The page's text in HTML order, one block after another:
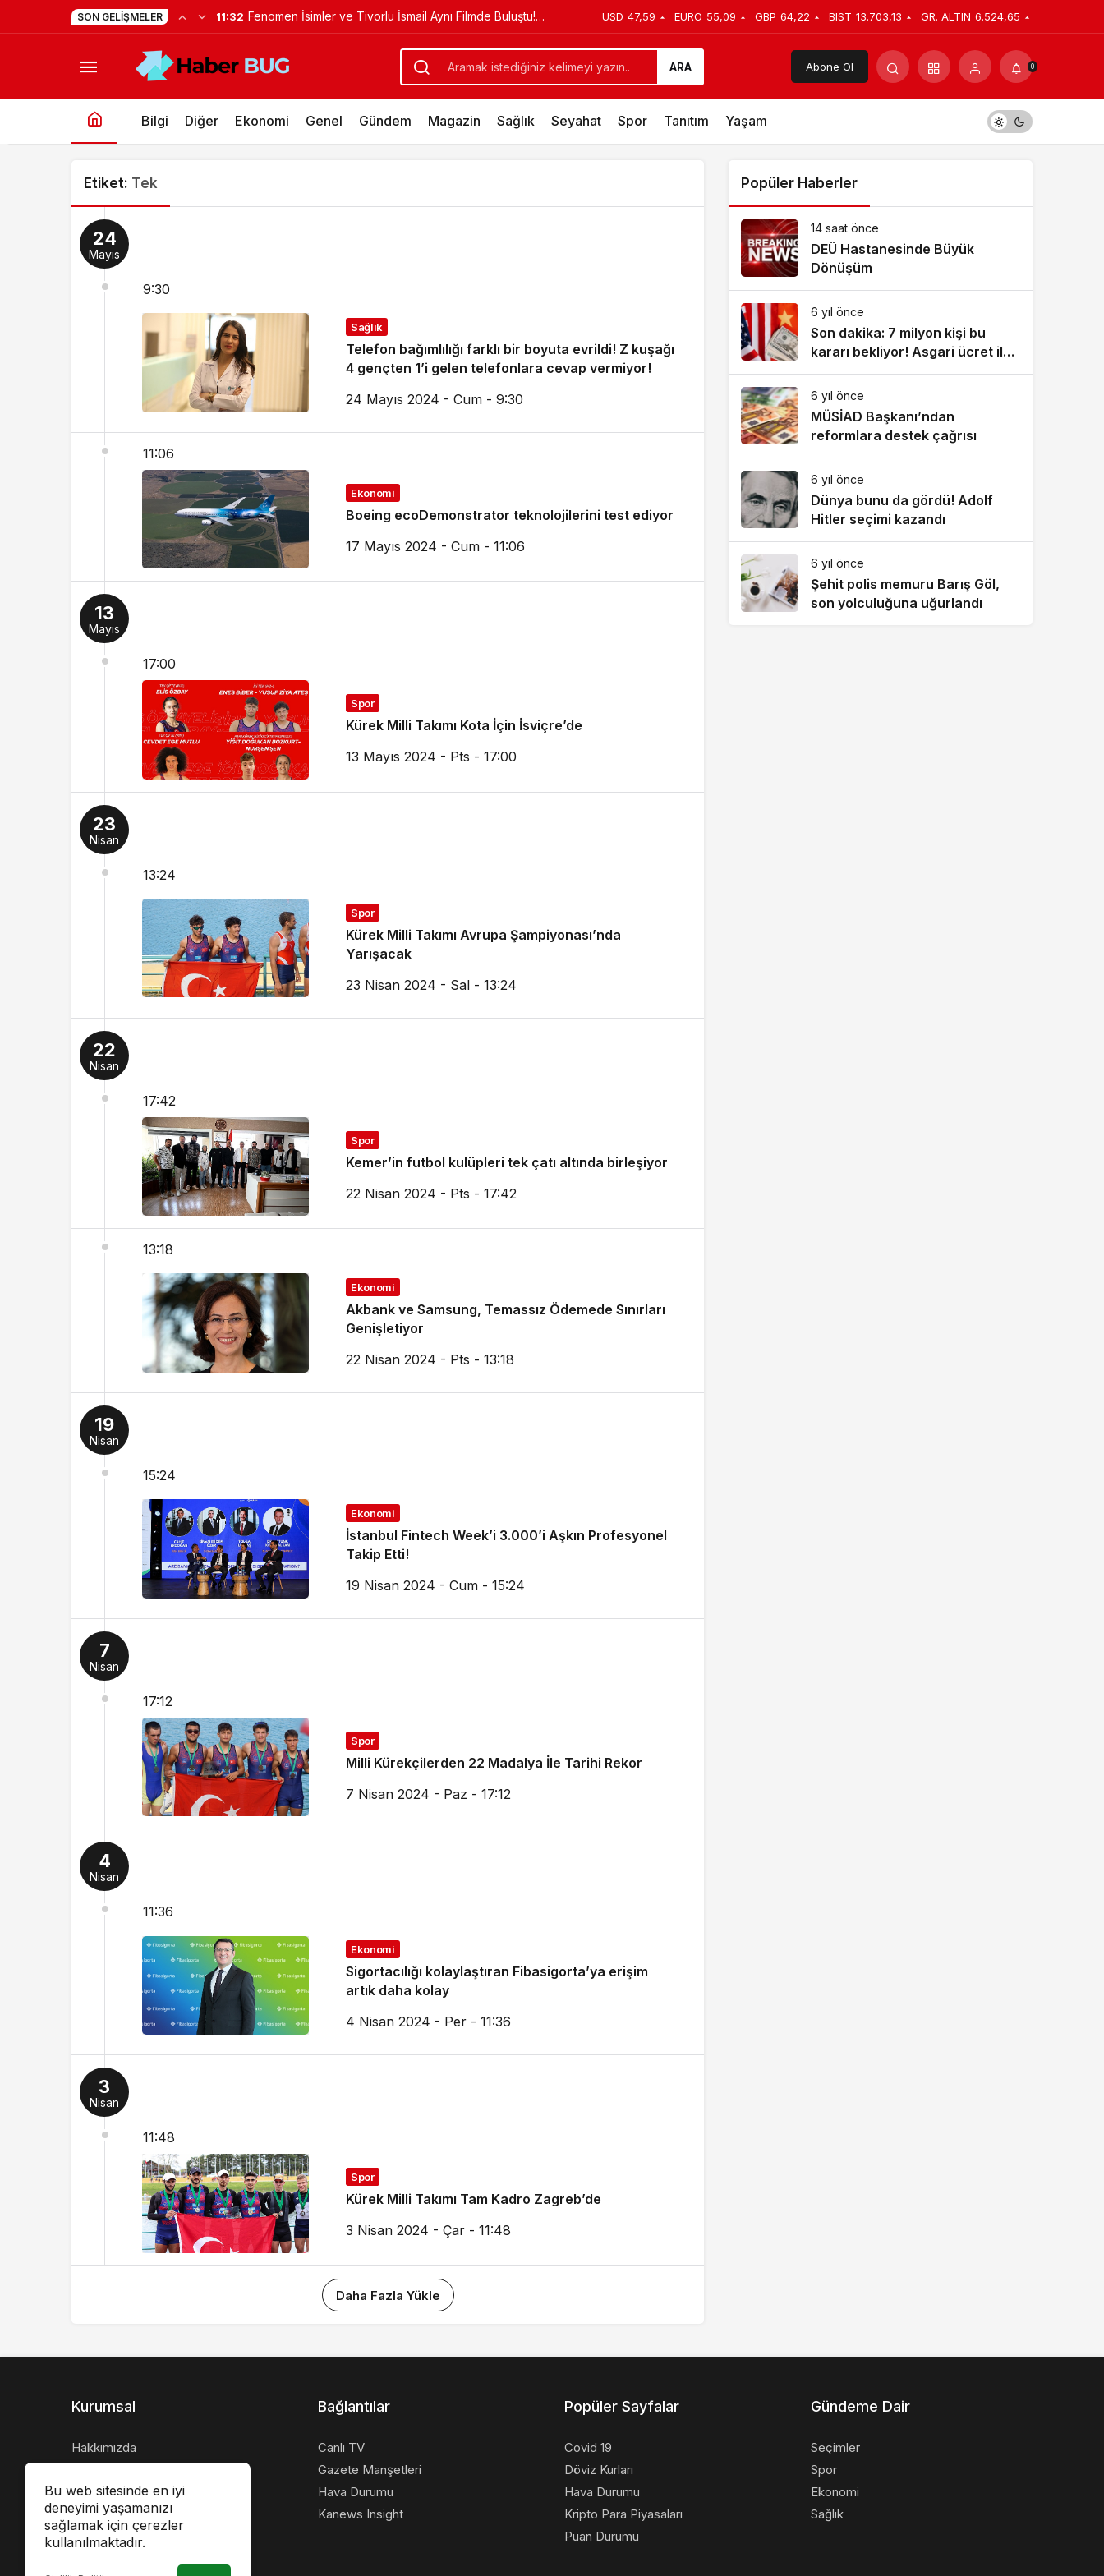
SON GELIŞMELER 11:32 Fenomen İsimler ve Tivorlu İsmail Aynı Filmde Buluştu!
‘Kozalak Devri’ 7 Ağustos’ta Vizyonda
USD 47,59 EURO 55,09 GBP 64,22 BIST 13.703,13 GR. ALTIN 6.524,65
ARA Abone Ol 0
Bilgi Diğer Ekonomi Genel Gündem Magazin Sağlık Seyahat Spor Tanıtım Yaşam
Etiket: Tek
24
Mayıs
9:30
Sağlık
Telefon bağımlılığı farklı bir boyuta evrildi! Z kuşağı
4 gençten 1’i gelen telefonlara cevap vermiyor!
24 Mayıs 2024 - Cum - 9:30
11:06
Ekonomi
Boeing ecoDemonstrator teknolojilerini test ediyor
17 Mayıs 2024 - Cum - 11:06
13
Mayıs
17:00
Spor
Kürek Milli Takımı Kota İçin İsviçre’de
13 Mayıs 2024 - Pts - 17:00
23
Nisan
13:24
Spor
Kürek Milli Takımı Avrupa Şampiyonası’nda
Yarışacak
23 Nisan 2024 - Sal - 13:24
22
Nisan
17:42
Spor
Kemer’in futbol kulüpleri tek çatı altında birleşiyor
22 Nisan 2024 - Pts - 17:42
13:18
Ekonomi
Akbank ve Samsung, Temassız Ödemede Sınırları
Genişletiyor
22 Nisan 2024 - Pts - 13:18
19
Nisan
15:24
Ekonomi
İstanbul Fintech Week’i 3.000’i Aşkın Profesyonel
Takip Etti!
19 Nisan 2024 - Cum - 15:24
7
Nisan
17:12
Spor
Milli Kürekçilerden 22 Madalya İle Tarihi Rekor
7 Nisan 2024 - Paz - 17:12
4
Nisan
11:36
Ekonomi
Sigortacılığı kolaylaştıran Fibasigorta’ya erişim
artık daha kolay
4 Nisan 2024 - Per - 11:36
3
Nisan
11:48
Spor
Kürek Milli Takımı Tam Kadro Zagreb’de
3 Nisan 2024 - Çar - 11:48
Daha Fazla Yükle
Popüler Haberler
14 saat önce
DEÜ Hastanesinde Büyük
Dönüşüm
6 yıl önce
Son dakika: 7 milyon kişi bu
kararı bekliyor! Asgari ücret ile
ilgili flaş açıklama
6 yıl önce
MÜSİAD Başkanı’ndan
reformlara destek çağrısı
6 yıl önce
Dünya bunu da gördü! Adolf
Hitler seçimi kazandı
6 yıl önce
Şehit polis memuru Barış Göl,
son yolculuğuna uğurlandı
Bu web sitesinde en iyi
deneyimi yaşamanızı
sağlamak için çerezler
kullanılmaktadır.
Kurumsal
Hakkımızda
Künye
Gizlilik politikası
Bağlantılar
Canlı TV
Gazete Manşetleri
Hava Durumu
Kanews Insight
Popüler Sayfalar
Covid 19
Döviz Kurları
Hava Durumu
Kripto Para Piyasaları
Puan Durumu
Gündeme Dair
Seçimler
Spor
Ekonomi
Sağlık